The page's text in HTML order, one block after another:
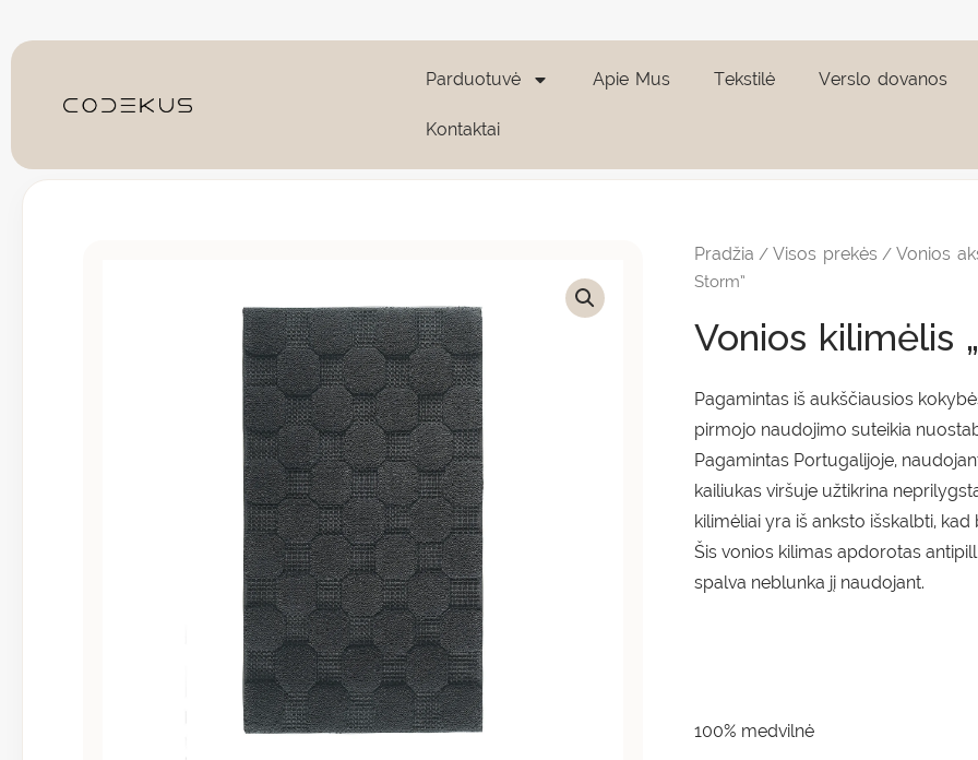
prie
Parduotuvė Apie Mus Tekstilė Verslo dovanos
Kontaktai
Pradžia /Visos prekės /Vonios
Storm”
Vonios kilimėlis
Pagamintas iš aukščiausios
pirmojo naudojimo suteikia
Pagamintas Portugalijoje,
kailiukas viršuje užtikrina
kilimėliai yra iš anksto išskalbti,
Šis vonios kilimas apdorotas
spalva neblunka jį naudojant.
100% medvilnė
kilimėlis
"Aura